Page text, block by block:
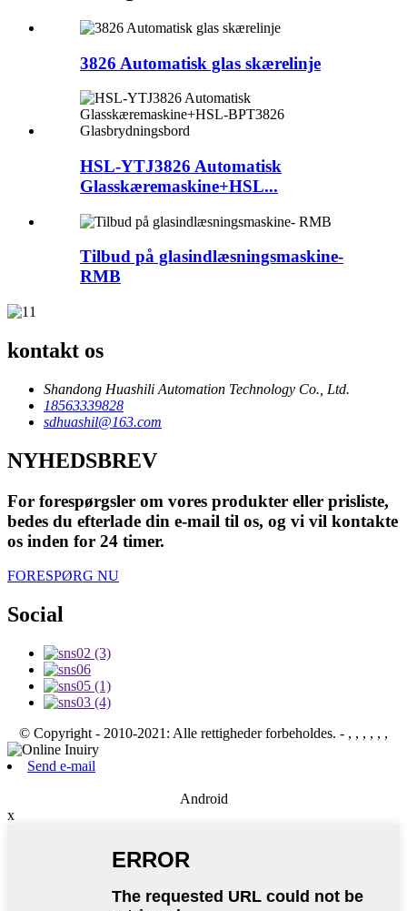
3826 Automatisk glas skærelinje
HSL-YTJ3826 Automatisk
Glasskæremaskine+HSL...
Tilbud på glasindlæsningsmaskine-
RMB
kontakt os
Shandong Huashili Automation Technology Co., Ltd.
18563339828
sdhuashil@163.com
NYHEDSBREV
For forespørgsler om vores produkter eller prisliste,
bedes du efterlade din e-mail til os, og vi vil kontakte
os inden for 24 timer.
FORESPØRG NU
Social
© Copyright - 2010-2021: Alle rettigheder forbeholdes. - , , , , , ,
Send e-mail
Android
x